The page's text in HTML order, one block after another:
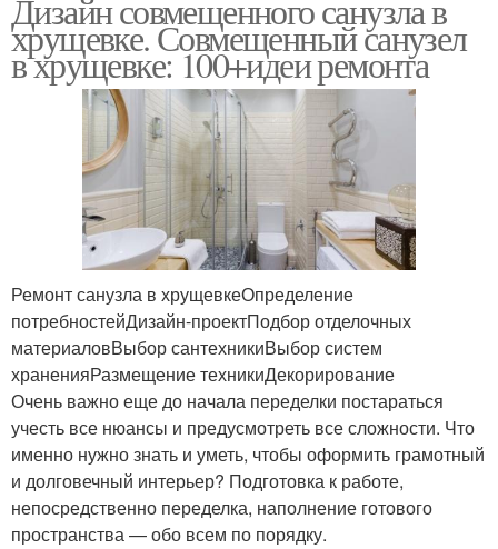
Дизайн совмещенного санузла в
хрущевке. Совмещенный санузел
в хрущевке: 100+идеи ремонта
Ремонт санузла в хрущевкеОпределение
потребностейДизайн-проектПодбор отделочных
материаловВыбор сантехникиВыбор систем
храненияРазмещение техникиДекорирование
Очень важно еще до начала переделки постараться
учесть все нюансы и предусмотреть все сложности. Что
именно нужно знать и уметь, чтобы оформить грамотный
и долговечный интерьер? Подготовка к работе,
непосредственно переделка, наполнение готового
пространства — обо всем по порядку.